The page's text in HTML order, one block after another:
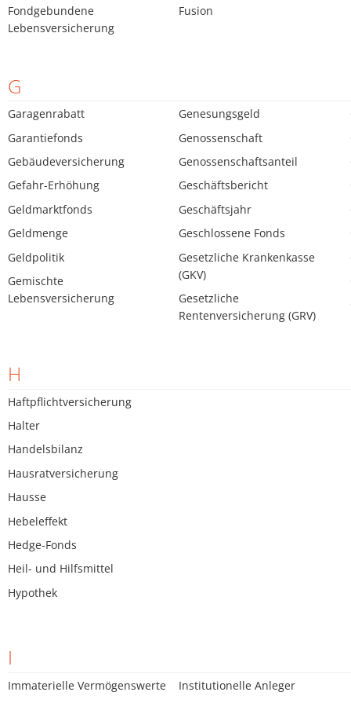
Fondgebundene
Lebensversicherung
Fusion
G
Garagenrabatt
Garantiefonds
Gebäudeversicherung
Gefahr-Erhöhung
Geldmarktfonds
Geldmenge
Geldpolitik
Gemischte
Lebensversicherung
Genesungsgeld
Genossenschaft
Genossenschaftsanteil
Geschäftsbericht
Geschäftsjahr
Geschlossene Fonds
Gesetzliche Krankenkasse
(GKV)
Gesetzliche
Rentenversicherung (GRV)
H
Haftpflichtversicherung
Halter
Handelsbilanz
Hausratversicherung
Hausse
Hebeleffekt
Hedge-Fonds
Heil- und Hilfsmittel
Hypothek
I
Immaterielle Vermögenswerte
Institutionelle Anleger